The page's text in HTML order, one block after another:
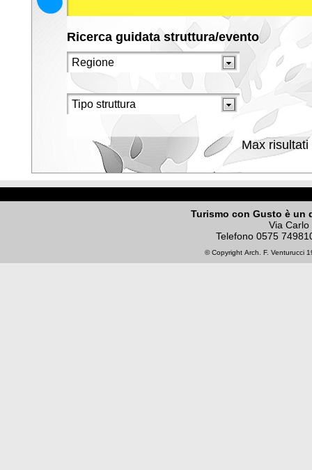
Ricerca guidata struttura/evento
Max risultati
Turismo con Gusto è un
Via
Telefono 0575
© Copyright Arch. F. Venturucci